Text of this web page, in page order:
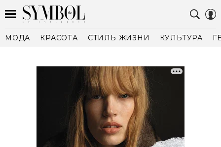
МОДА КРАСОТА СТИЛЬ ЖИЗНИ КУЛЬТУРА